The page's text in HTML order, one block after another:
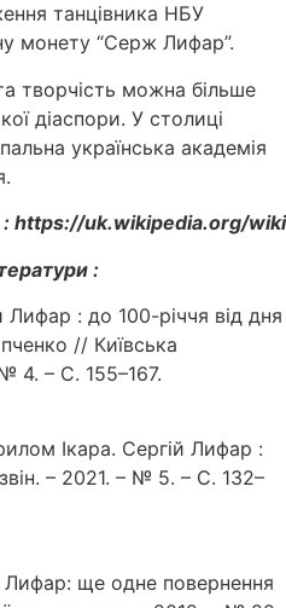
танцівника НБУ
монету “Серж Лифар”.
творчість можна більше
діаспори. У столиці
українська академія
https://uk.wikipedia.org/wiki
:
Лифар : до 100-річчя від дня
// Київська
4. – С. 155–167.
Ікара. Сергій Лифар :
– 2021. – № 5. – С. 132–
Лифар: ще одне повернення